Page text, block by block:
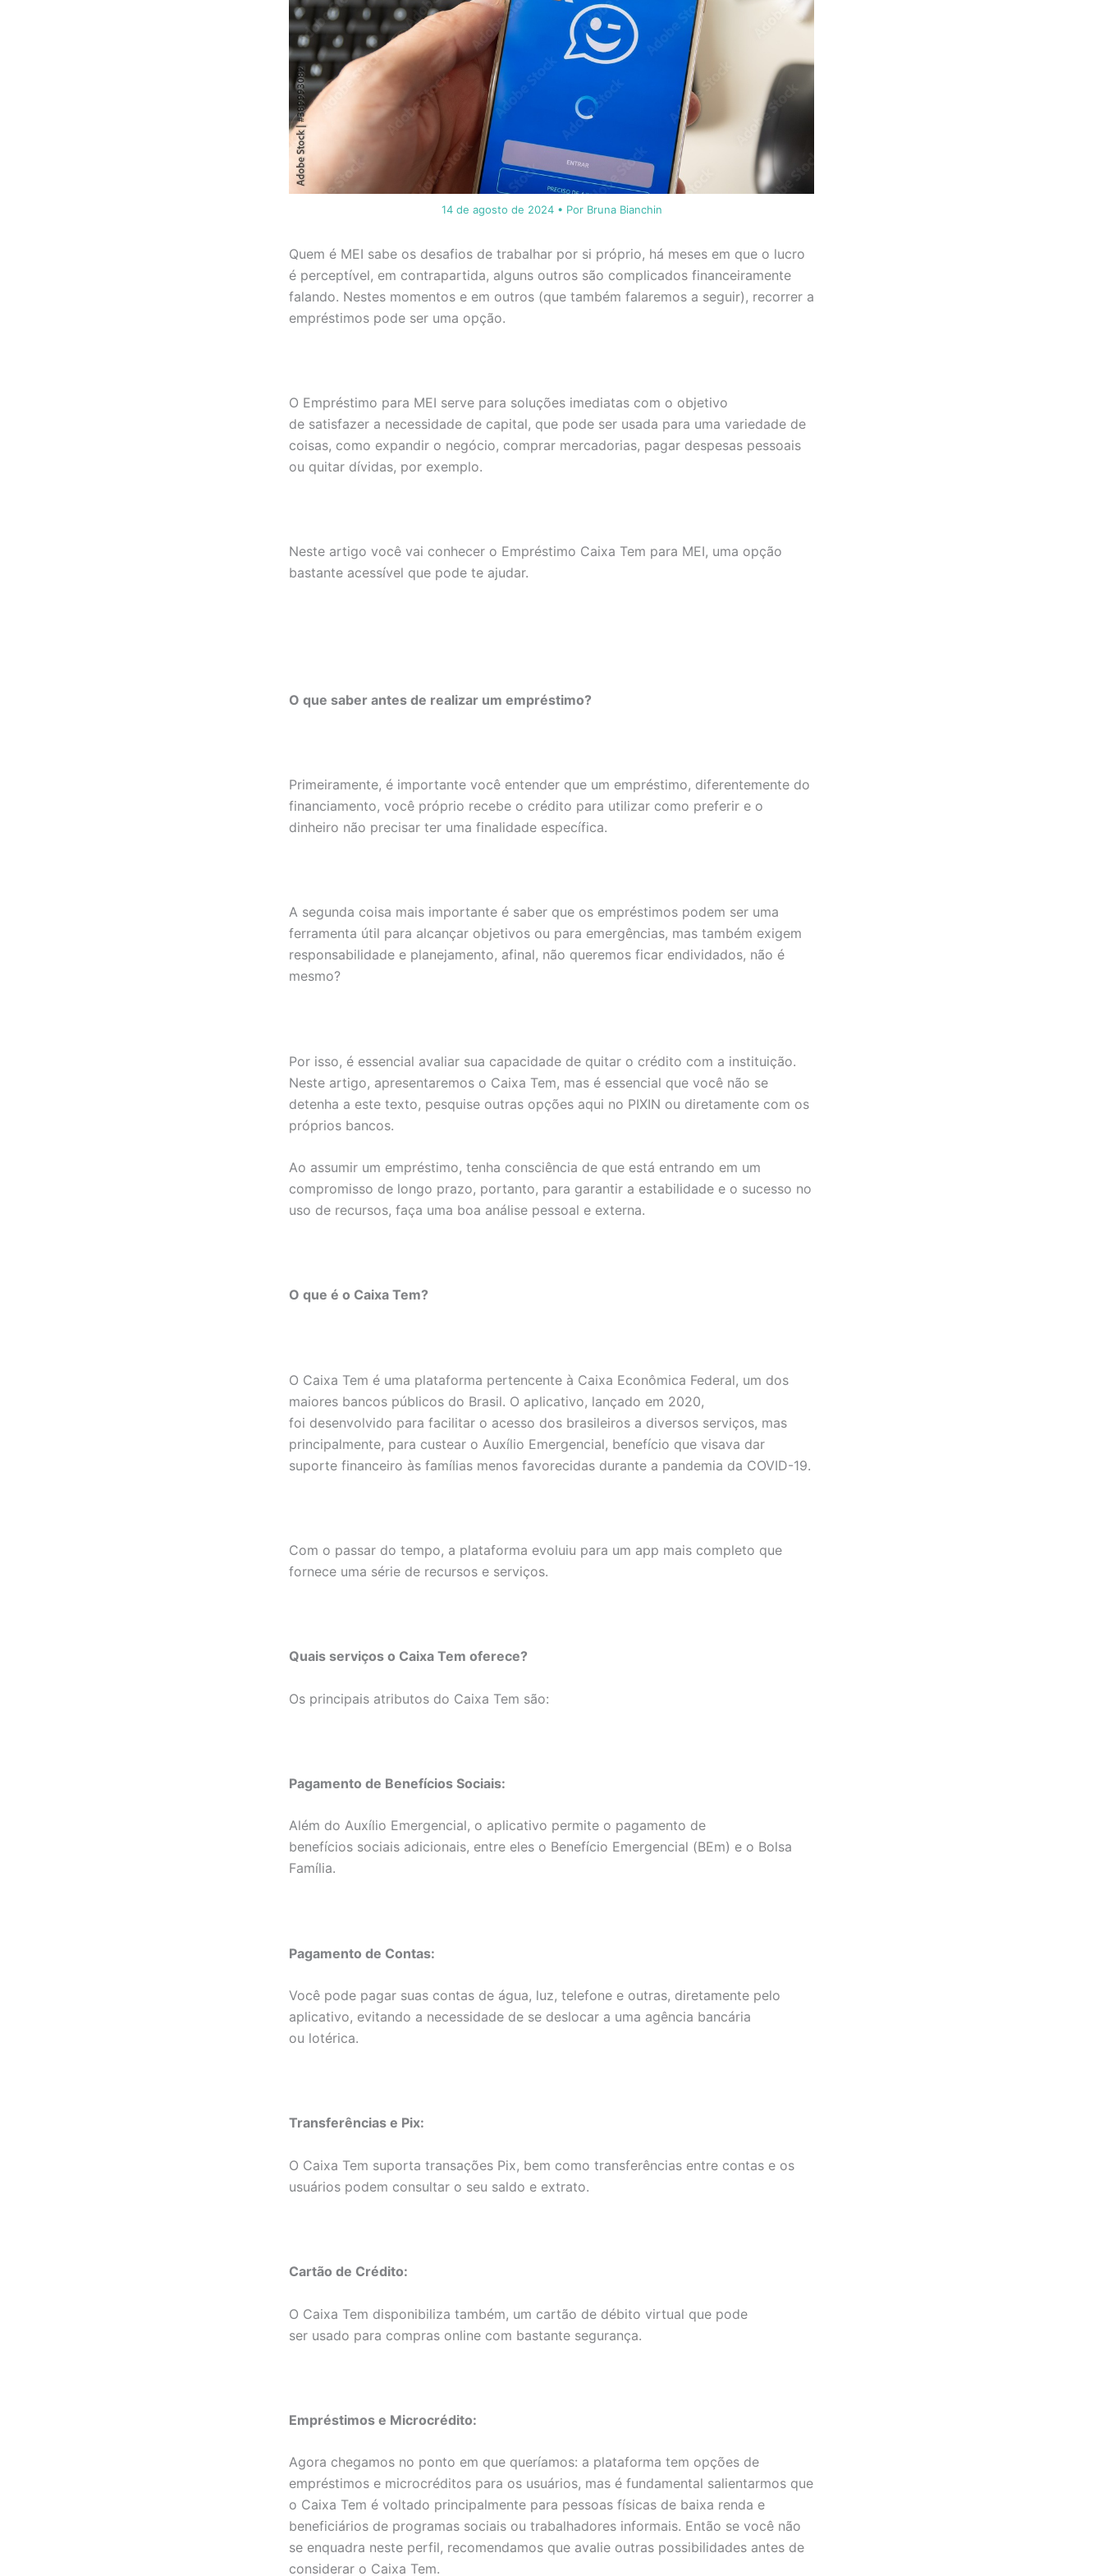
14 de agosto de 2024 • Por Bruna Bianchin
Quem é MEI sabe os desafios de trabalhar por si próprio, há meses em que o lucro
é perceptível, em contrapartida, alguns outros são complicados financeiramente
falando. Nestes momentos e em outros (que também falaremos a seguir), recorrer a
empréstimos pode ser uma opção.
O Empréstimo para MEI serve para soluções imediatas com o objetivo
de satisfazer a necessidade de capital, que pode ser usada para uma variedade de
coisas, como expandir o negócio, comprar mercadorias, pagar despesas pessoais
ou quitar dívidas, por exemplo.
Neste artigo você vai conhecer o Empréstimo Caixa Tem para MEI, uma opção
bastante acessível que pode te ajudar.
O que saber antes de realizar um empréstimo?
Primeiramente, é importante você entender que um empréstimo, diferentemente do
financiamento, você próprio recebe o crédito para utilizar como preferir e o
dinheiro não precisar ter uma finalidade específica.
A segunda coisa mais importante é saber que os empréstimos podem ser uma
ferramenta útil para alcançar objetivos ou para emergências, mas também exigem
responsabilidade e planejamento, afinal, não queremos ficar endividados, não é
mesmo?
Por isso, é essencial avaliar sua capacidade de quitar o crédito com a instituição.
Neste artigo, apresentaremos o Caixa Tem, mas é essencial que você não se
detenha a este texto, pesquise outras opções aqui no PIXIN ou diretamente com os
próprios bancos.
Ao assumir um empréstimo, tenha consciência de que está entrando em um
compromisso de longo prazo, portanto, para garantir a estabilidade e o sucesso no
uso de recursos, faça uma boa análise pessoal e externa.
O que é o Caixa Tem?
O Caixa Tem é uma plataforma pertencente à Caixa Econômica Federal, um dos
maiores bancos públicos do Brasil. O aplicativo, lançado em 2020,
foi desenvolvido para facilitar o acesso dos brasileiros a diversos serviços, mas
principalmente, para custear o Auxílio Emergencial, benefício que visava dar
suporte financeiro às famílias menos favorecidas durante a pandemia da COVID-19.
Com o passar do tempo, a plataforma evoluiu para um app mais completo que
fornece uma série de recursos e serviços.
Quais serviços o Caixa Tem oferece?
Os principais atributos do Caixa Tem são:
Pagamento de Benefícios Sociais:
Além do Auxílio Emergencial, o aplicativo permite o pagamento de
benefícios sociais adicionais, entre eles o Benefício Emergencial (BEm) e o Bolsa
Família.
Pagamento de Contas:
Você pode pagar suas contas de água, luz, telefone e outras, diretamente pelo
aplicativo, evitando a necessidade de se deslocar a uma agência bancária
ou lotérica.
Transferências e Pix:
O Caixa Tem suporta transações Pix, bem como transferências entre contas e os
usuários podem consultar o seu saldo e extrato.
Cartão de Crédito:
O Caixa Tem disponibiliza também, um cartão de débito virtual que pode
ser usado para compras online com bastante segurança.
Empréstimos e Microcrédito:
Agora chegamos no ponto em que queríamos: a plataforma tem opções de
empréstimos e microcréditos para os usuários, mas é fundamental salientarmos que
o Caixa Tem é voltado principalmente para pessoas físicas de baixa renda e
beneficiários de programas sociais ou trabalhadores informais. Então se você não
se enquadra neste perfil, recomendamos que avalie outras possibilidades antes de
considerar o Caixa Tem.